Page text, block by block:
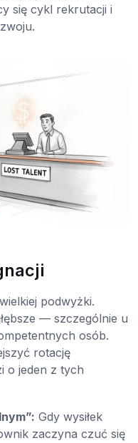
się cykl rekrutacji i
podwyżki.
— szczególnie u
osób.
rotację
o jeden z tych
Gdy wysiłek
zaczyna czuć się